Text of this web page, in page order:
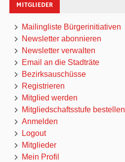
MITGLIEDER
Mailingliste Bürgerinitiativen
Newsletter abonnieren
Newsletter verwalten
Email an die Stadträte
Bezirksauschüsse
Registrieren
Mitglied werden
Mitgliedschaftsstufe bestellen
Anmelden
Logout
Mitglieder
Mein Profil